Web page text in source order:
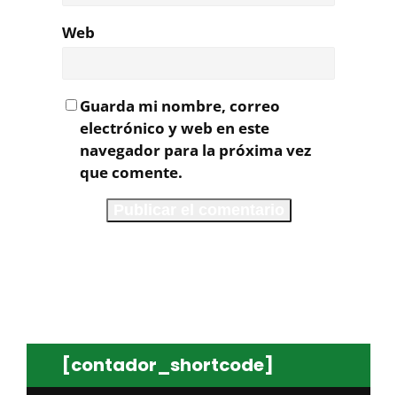
Web
Guarda mi nombre, correo
electrónico y web en este
navegador para la próxima vez
que comente.
[contador_shortcode]